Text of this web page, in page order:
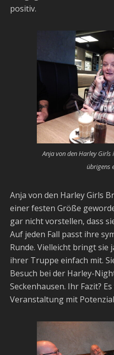
positiv.
Anja von den Harley
übrigens
Anja von den Harley Girls
einer festen Größe
gar nicht vorstellen, dass
Auf jeden Fall passt ihre
Runde. Vielleicht bringt sie
ihrer Truppe einfach mit.
Besuch bei der Harley-
Seckenhausen. Ihr Fazit?
Veranstaltung mit